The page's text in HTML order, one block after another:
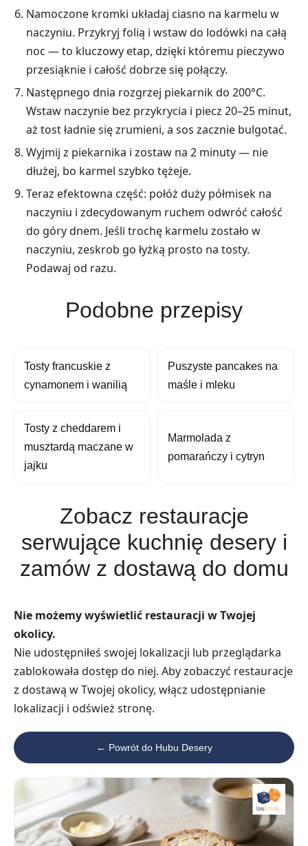
Namoczone kromki układaj ciasno na karmelu w
naczyniu. Przykryj folią i wstaw do lodówki na całą
noc — to kluczowy etap, dzięki któremu pieczywo
przesiąknie i całość dobrze się połączy.
Następnego dnia rozgrzej piekarnik do 200°C.
Wstaw naczynie bez przykrycia i piecz 20–25 minut,
aż tost ładnie się zrumieni, a sos zacznie bulgotać.
Wyjmij z piekarnika i zostaw na 2 minuty — nie
dłużej, bo karmel szybko tężeje.
Teraz efektowna część: połóż duży półmisek na
naczyniu i zdecydowanym ruchem odwróć całość
do góry dnem. Jeśli trochę karmelu zostało w
naczyniu, zeskrob go łyżką prosto na tosty.
Podawaj od razu.
Podobne przepisy
Tosty francuskie z
cynamonem i wanilią
Puszyste pancakes na
maśle i mleku
Tosty z cheddarem i
musztardą maczane w
jajku
Marmolada z
pomarańczy i cytryn
Zobacz restauracje
serwujące kuchnię desery i
zamów z dostawą do domu
Nie możemy wyświetlić restauracji w Twojej
okolicy.
Nie udostępniłeś swojej lokalizacji lub przeglądarka
zablokowała dostęp do niej. Aby zobaczyć restauracje
z dostawą w Twojej okolicy, włącz udostępnianie
lokalizacji i odśwież stronę.
← Powrót do Hubu Desery